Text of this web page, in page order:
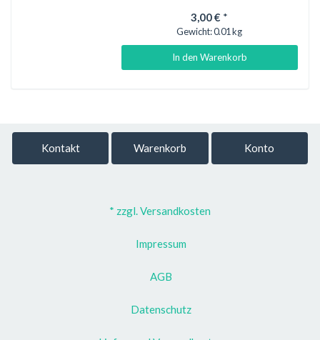
3,00 € *
Gewicht:0.01 kg
In den Warenkorb
Kontakt Warenkorb Konto
* zzgl. Versandkosten
Impressum
AGB
Datenschutz